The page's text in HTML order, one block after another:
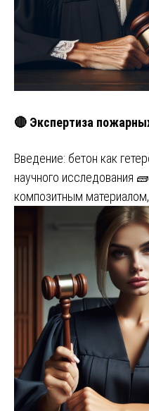
🔴 Экспертиза
Введение: бетон как
научного исследования
композитным